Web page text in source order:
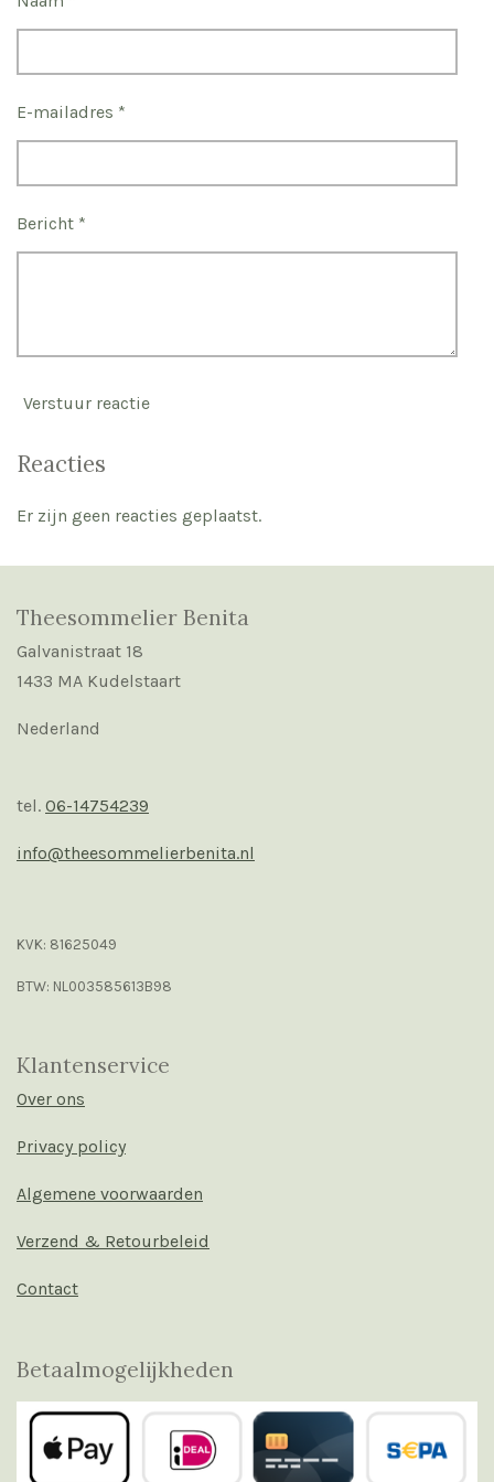
E-mailadres *
Bericht *
Verstuur reactie
Reacties
Er zijn geen reacties geplaatst.
Theesommelier Benita
Galvanistraat 18
1433 MA Kudelstaart
Nederland
tel. 06-14754239
info@theesommelierbenita.nl
KVK: 81625049
BTW: NL003585613B98
Klantenservice
Over ons
Privacy policy
Algemene voorwaarden
Verzend & Retourbeleid
Contact
Betaalmogelijkheden